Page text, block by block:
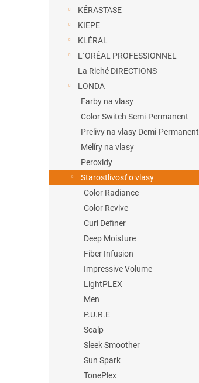
KÉRASTASE
KIEPE
KLÉRAL
L´ORÉAL PROFESSIONNEL
La Riché DIRECTIONS
LONDA
Farby na vlasy
Color Switch Semi-Permanent
Prelivy na vlasy Demi-Permanent
Melíry na vlasy
Peroxidy
Starostlivosť o vlasy
Color Radiance
Color Revive
Curl Definer
Deep Moisture
Fiber Infusion
Impressive Volume
LightPLEX
Men
P.U.R.E
Scalp
Sleek Smoother
Sun Spark
TonePlex